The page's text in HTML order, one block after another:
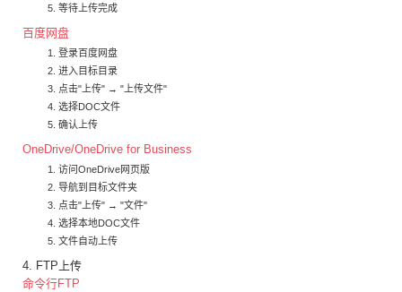
等待上传完成
百度网盘
登录百度网盘
进入目标目录
点击"上传" → "上传文件"
选择DOC文件
确认上传
OneDrive/OneDrive for Business
访问OneDrive网页版
导航到目标文件夹
点击"上传" → "文件"
选择本地DOC文件
文件自动上传
4. FTP上传
命令行FTP